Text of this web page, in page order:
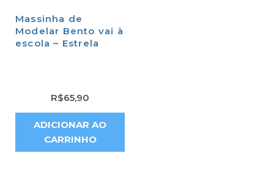
Massinha de
Modelar Bento vai à
escola – Estrela
R$65,90
ADICIONAR AO
CARRINHO